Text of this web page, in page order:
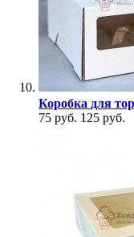
Коробка для
75 руб. 125 руб.